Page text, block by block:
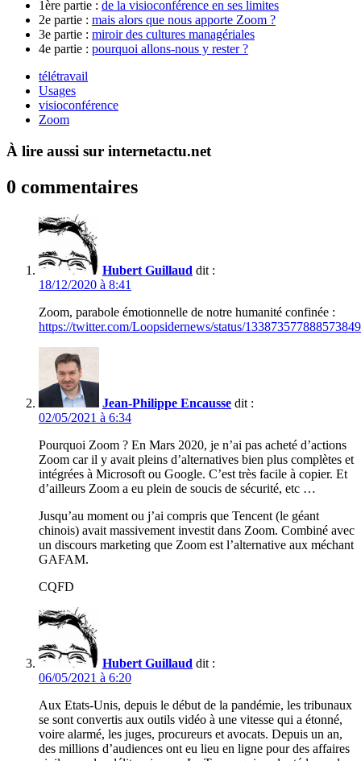
1ère partie : de la visioconférence en ses limites
2e partie : mais alors que nous apporte Zoom ?
3e partie : miroir des cultures managériales
4e partie : pourquoi allons-nous y rester ?
télétravail
Usages
visioconférence
Zoom
À lire aussi sur internetactu.net
0 commentaires
Hubert Guillaud dit :
18/12/2020 à 8:41
Zoom, parabole émotionnelle de notre humanité confinée :
https://twitter.com/Loopsidernews/status/
Jean-Philippe Encausse dit :
02/05/2021 à 6:34
Pourquoi Zoom ? En Mars 2020, je n’ai pas acheté d’actions
Zoom car il y avait pleins d’alternatives bien plus complètes et
intégrées à Microsoft ou Google. C’est très facile à copier. Et
d’ailleurs Zoom a eu plein de soucis de sécurité, etc …
Jusqu’au moment ou j’ai compris que Tencent (le géant
chinois) avait massivement investit dans Zoom. Combiné avec
un discours marketing que Zoom est l’alternative aux méchant
GAFAM.
CQFD
Hubert Guillaud dit :
06/05/2021 à 6:20
Aux Etats-Unis, depuis le début de la pandémie, les tribunaux
se sont convertis aux outils vidéo à une vitesse qui a étonné,
voire alarmé, les juges, procureurs et avocats. Depuis un an,
des millions d’audiences ont eu lieu en ligne pour des affaires